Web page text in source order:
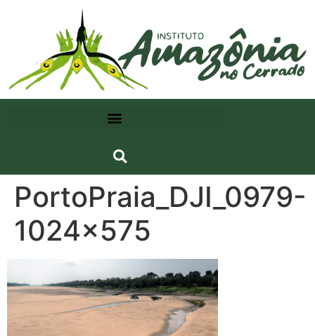
PortoPraia_DJI_0979-
1024×575